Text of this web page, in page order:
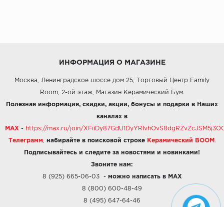
ИНФОРМАЦИЯ О МАГАЗИНЕ
Москва, Ленинградское шоссе дом 25, Торговый Центр Family
Room, 2-ой этаж, Магазин Керамический Бум.
Полезная информация, скидки, акции, бонусы и подарки в Наших
каналах в
MAX - https://max.ru/join/
Телеграмм набирайте в поисковой строке Керамический BOOM .
Подписывайтесь и следите за новостями и новинками!
Звоните нам:
8 (925) 665-06-03- можно написать в MAX
8 (800) 600-48-49
8 (495) 647-64-46